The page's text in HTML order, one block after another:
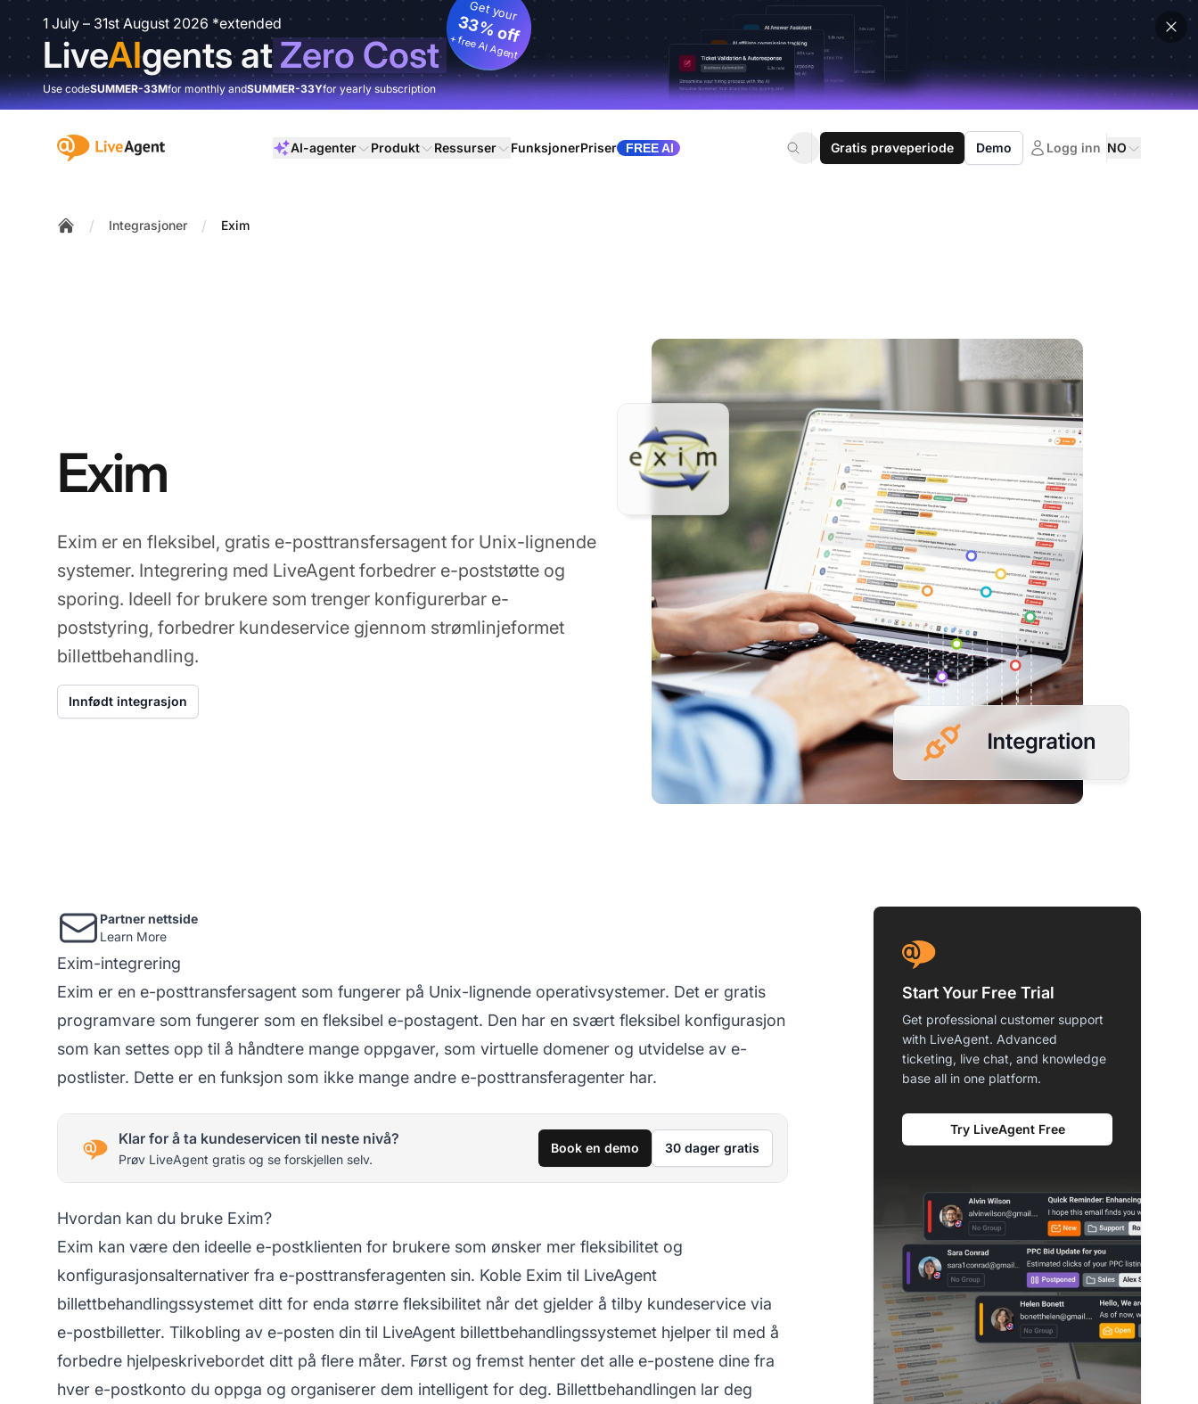
1 July – 31st August 2026 *extended
LiveAIgents atZero Cost
Get your
33% off
+ free AI Agent
Use codeSUMMER-33Mfor monthly andSUMMER-33Yfor yearly subscription
:site.title AI-agenter Produkt Ressurser FunksjonerPriser FREE AI Gratis prøveperiode Demo Logg inn NO
/ Integrasjoner / Exim
Exim
Exim er en fleksibel, gratis e-posttransfersagent for Unix-lignende
systemer. Integrering med LiveAgent forbedrer e-poststøtte og
sporing. Ideell for brukere som trenger konfigurerbar e-
poststyring, forbedrer kundeservice gjennom strømlinjeformet
billettbehandling.
Innfødt integrasjon
Partner nettside
Learn More
Exim-integrering
Exim er en e-posttransfersagent som fungerer på Unix-lignende operativsystemer. Det er gratis
programvare som fungerer som en fleksibel e-postagent. Den har en svært fleksibel konfigurasjon
som kan settes opp til å håndtere mange oppgaver, som virtuelle domener og utvidelse av e-
postlister. Dette er en funksjon som ikke mange andre e-posttransferagenter har.
Klar for å ta kundeservicen til neste nivå?
Prøv LiveAgent gratis og se forskjellen selv.
Book en demo 30 dager gratis
Hvordan kan du bruke Exim?
Exim kan være den ideelle e-postklienten for brukere som ønsker mer fleksibilitet og
konfigurasjonsalternativer fra e-posttransferagenten sin. Koble Exim til LiveAgent
billettbehandlingssystemet ditt for enda større fleksibilitet når det gjelder å tilby kundeservice via
e-postbilletter. Tilkobling av e-posten din til LiveAgent billettbehandlingssystemet hjelper til med å
forbedre hjelpeskrivebordet ditt på flere måter. Først og fremst henter det alle e-postene dine fra
hver e-postkonto du oppga og organiserer dem intelligent for deg. Billettbehandlingen lar deg
Start Your Free Trial
Get professional customer support
with LiveAgent. Advanced
ticketing, live chat, and knowledge
base all in one platform.
Try LiveAgent Free